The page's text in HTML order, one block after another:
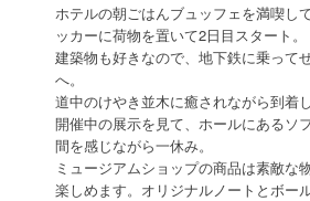
ホテルの朝ごはんブュッフェを満喫し
ッカーに荷物を置いて2日目スタート。
建築物も好きなので、地下鉄に乗って
へ。
道中のけやき並木に癒されながら到着し
開催中の展示を見て、ホールにあるソ
間を感じながら一休み。
ミュージアムショップの商品は素敵な
楽しめます。オリジナルノートとボー